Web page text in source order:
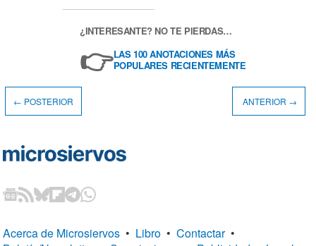
¿INTERESANTE? NO TE PIERDAS…
👉LAS 100 ANOTACIONES MÁS
POPULARES RECIENTEMENTE
← POSTERIOR ANTERIOR →
Acerca de Microsiervos • Libro • Contactar •